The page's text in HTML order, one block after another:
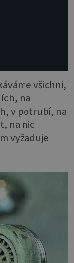
všichni,
na
v potrubí, na
na nic
vyžaduje